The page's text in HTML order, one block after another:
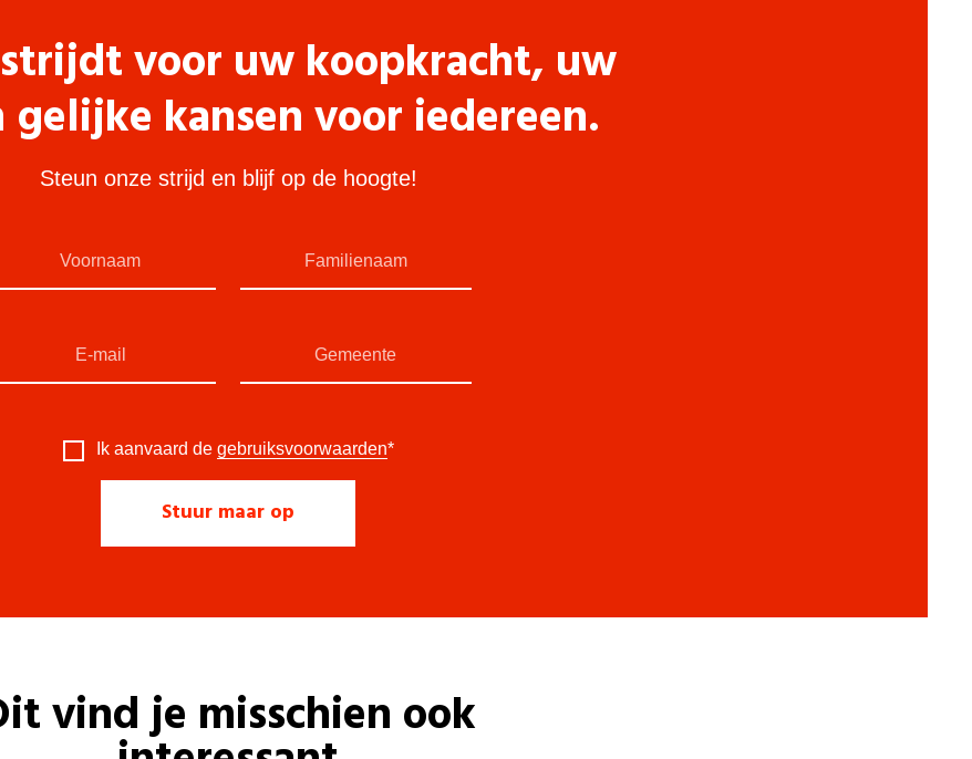
voor uw koopkracht, uw
gelijke kansen voor iedereen.
Steun onze strijd en blijf op de hoogte!
Ik aanvaard de gebruiksvoorwaarden*
vind je misschien ook